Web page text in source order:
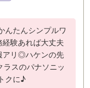
んたんシンプルワ
験あれば大丈夫
アリ◎ハケンの先
スのパナソニッ
クに♪